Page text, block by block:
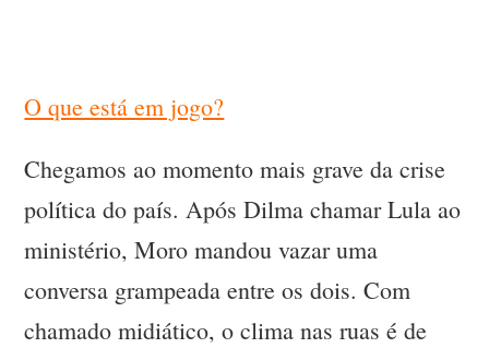
O que está em jogo?
Chegamos ao momento mais grave da crise
política do país. Após Dilma chamar Lula ao
ministério, Moro mandou vazar uma
conversa grampeada entre os dois. Com
chamado midiático, o clima nas ruas é de